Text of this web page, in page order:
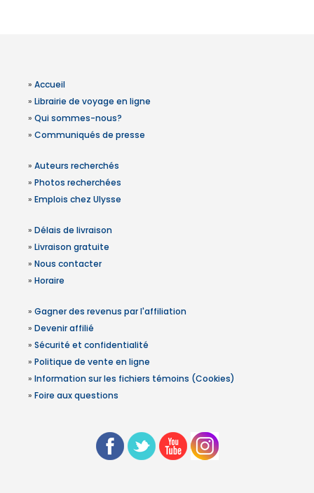
» Accueil
» Librairie de voyage en ligne
» Qui sommes-nous?
» Communiqués de presse
» Auteurs recherchés
» Photos recherchées
» Emplois chez Ulysse
» Délais de livraison
» Livraison gratuite
» Nous contacter
» Horaire
» Gagner des revenus par l'affiliation
» Devenir affilié
» Sécurité et confidentialité
» Politique de vente en ligne
» Information sur les fichiers témoins (Cookies)
» Foire aux questions